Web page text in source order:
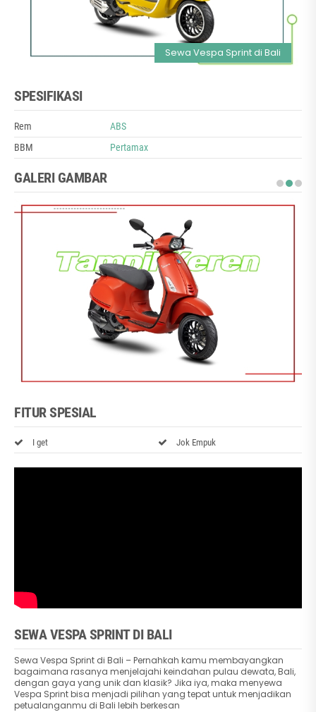
Sewa Vespa Sprint di Bali
SPESIFIKASI
Rem
ABS
BBM
Pertamax
GALERI GAMBAR
FITUR SPESIAL
I get Jok Empuk
SEWA VESPA SPRINT DI BALI
Sewa Vespa Sprint di Bali – Pernahkah kamu membayangkan
bagaimana rasanya menjelajahi keindahan pulau dewata, Bali,
dengan gaya yang unik dan klasik? Jika iya, maka menyewa
Vespa Sprint bisa menjadi pilihan yang tepat untuk menjadikan
petualanganmu di Bali lebih berkesan